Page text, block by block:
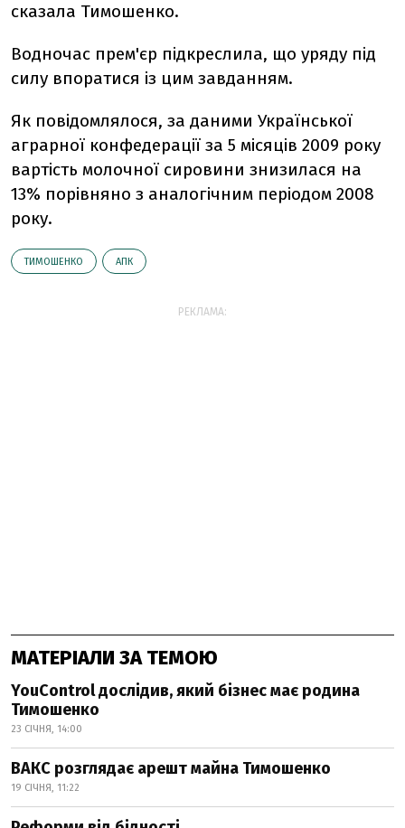
сказала Тимошенко.
Водночас прем'єр підкреслила, що уряду під
силу впоратися із цим завданням.
Як повідомлялося, за даними Української
аграрної конфедерації за 5 місяців 2009 року
вартість молочної сировини знизилася на
13% порівняно з аналогічним періодом 2008
року.
ТИМОШЕНКО АПК
РЕКЛАМА:
МАТЕРІАЛИ ЗА ТЕМОЮ
YouControl дослідив, який бізнес має родина
Тимошенко
23 СІЧНЯ, 14:00
ВАКС розглядає арешт майна Тимошенко
19 СІЧНЯ, 11:22